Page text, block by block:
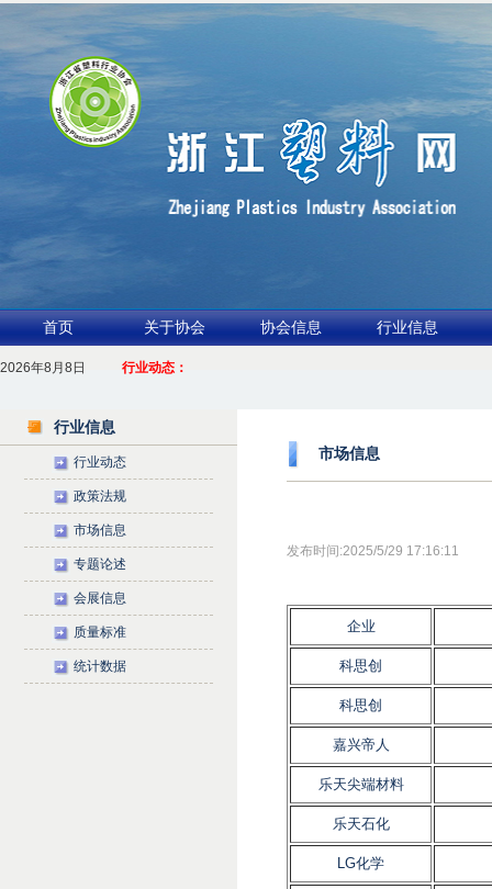
首页 关于协会 协会信息 行业信息
2026年8月8日 行业动态：
1.聚力产业链 共启新征程
行业信息
行业动态
政策法规
市场信息
专题论述
会展信息
质量标准
统计数据
市场信息
发布时间:2025/5/29 17:16:11
企业
科思创
科思创
嘉兴帝人
乐天尖端材料
乐天石化
LG化学